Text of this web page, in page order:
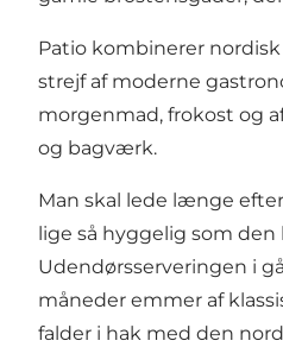
Patio kombinerer
strejf af moderne
morgenmad, frokost og
og bagværk.
Man skal lede længe
lige så hyggelig som den
Udendørsserveringen i
måneder emmer af
falder i hak med den